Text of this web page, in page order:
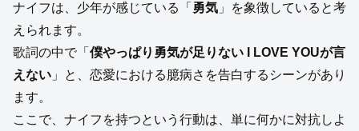
ナイフは、少年が感じている「 勇気 」を象徴していると考
えられます。
歌詞の中で「 僕やっぱり勇気が足りない I LOVE YOUが言
えない 」と、恋愛における臆病さを告白するシーンがあり
ます。
ここで、ナイフを持つという行動は、単に何かに対抗しよ